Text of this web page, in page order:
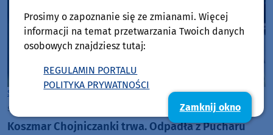
Sport
środa, 5 sierpnia 2026, 19:15
Koszmar Chojniczanki trwa. Odpadła z Pucharu
Prosimy o zapoznanie się ze zmianami. Więcej
informacji na temat przetwarzania Twoich danych
osobowych znajdziesz tutaj:
REGULAMIN PORTALU
POLITYKA PRYWATNOŚCI
Zamknij okno